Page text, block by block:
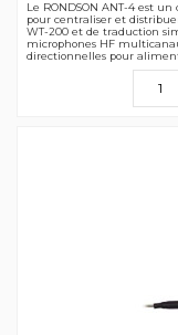
Le RONDSON ANT-4 est
pour centraliser et
WT-200 et de traduction
microphones HF
directionnelles pour